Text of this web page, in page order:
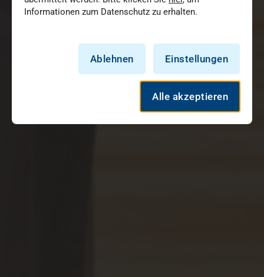
Informationen zum Datenschutz zu erhalten.
Ablehnen Einstellungen
Alle akzeptieren